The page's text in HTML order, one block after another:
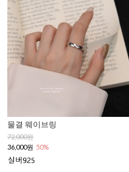
물결 웨이브링
72,000원
36,000원 50%